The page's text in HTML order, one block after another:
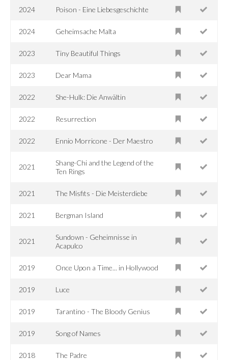
2024 Poison - Eine Liebesgeschichte
2024 Geheimsache Malta
2023 Tiny Beautiful Things
2023 Dear Mama
2022 She-Hulk: Die Anwältin
2022 Resurrection
2022 Ennio Morricone - Der Maestro
2021
Shang-Chi and the Legend of the
Ten Rings
2021 The Misfits - Die Meisterdiebe
2021 Bergman Island
2021
Sundown - Geheimnisse in
Acapulco
2019 Once Upon a Time... in Hollywood
2019 Luce
2019 Tarantino - The Bloody Genius
2019 Song of Names
2018 The Padre